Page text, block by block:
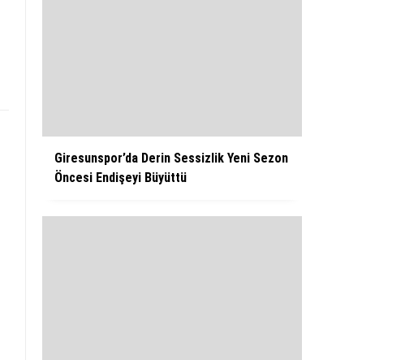
Giresunspor’da Derin Sessizlik Yeni Sezon
Öncesi Endişeyi Büyüttü